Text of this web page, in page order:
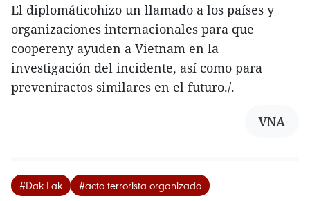
El diplomáticohizo un llamado a los países y
organizaciones internacionales para que
coopereny ayuden a Vietnam en la
investigación del incidente, así como para
preveniractos similares en el futuro./.
VNA
#Dak Lak #acto terrorista organizado